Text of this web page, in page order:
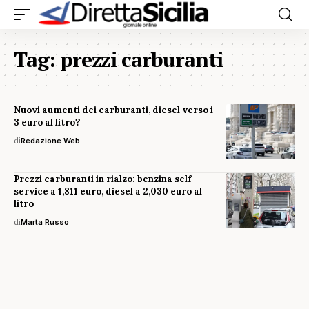
Tag:prezzi carburanti
Nuovi aumenti dei carburanti, diesel verso i
3 euro al litro?
diRedazione Web
Prezzi carburanti in rialzo: benzina self
service a 1,811 euro, diesel a 2,030 euro al
litro
diMarta Russo